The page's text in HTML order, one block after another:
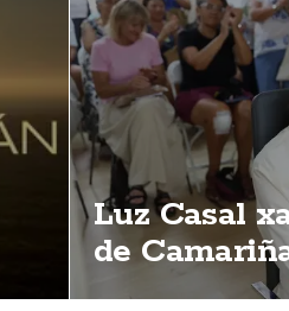
Luz Casal
de